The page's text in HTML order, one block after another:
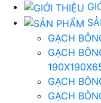
GẠCH
GẠCH
GẠCH
GẠCH